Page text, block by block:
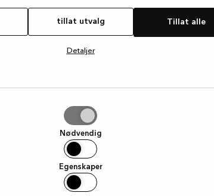
tillat utvalg Tillat alle
Detaljer
Nødvendig
Egenskaper